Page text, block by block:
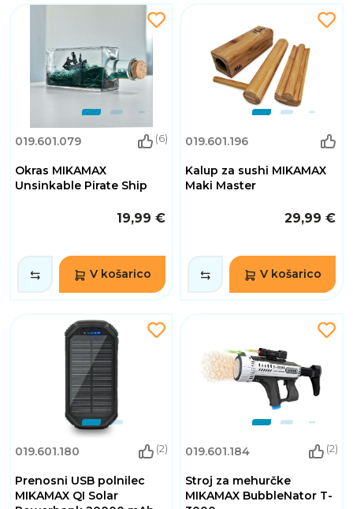
019.601.079 (6)
Okras MIKAMAX
Unsinkable Pirate Ship
19,99 €
V košarico
019.601.196
Kalup za sushi MIKAMAX
Maki Master
29,99 €
V košarico
019.601.180 (2)
Prenosni USB polnilec
MIKAMAX QI Solar
019.601.184 (2)
Stroj za mehurčke
MIKAMAX BubbleNator T-